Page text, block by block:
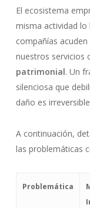
El ecosistema
misma actividad lo
compañías
nuestros servicios
patrimonial. Un
silenciosa que
daño es
A continuación,
las problemáticas
Problemática